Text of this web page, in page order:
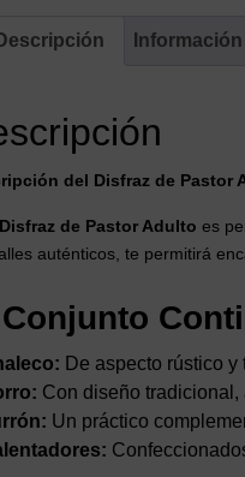
del Disfraz de Pastor
Disfraz de Pastor Adulto es
auténticos, te permitirá
De aspecto rústico
Con diseño
Un práctico